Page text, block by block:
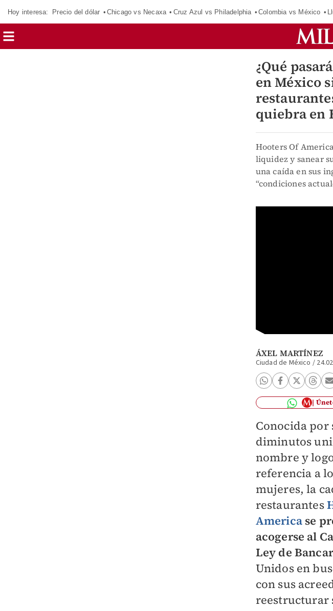
Hoy interesa: Precio del dólar Chicago vs Necaxa Cruz Azul vs Philadelphia Colombia vs México
¿Qué
en México
quiebra en
Hooters Of
liquidez y sanear
una caída en sus
“condiciones
ÁXEL MARTÍNEZ
Ciudad de México /
Conocida por
diminutos
nombre y
referencia a
mujeres, la
restaurantes
America se
acogerse al
Ley de
Unidos en
con sus
reestructurar